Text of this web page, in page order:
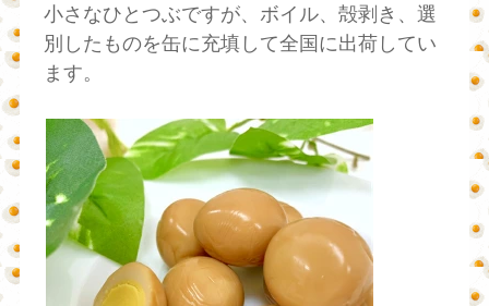
小さなひとつぶですが、ボイル、殻剥き、選
別したものを缶に充填して全国に出荷してい
ます。